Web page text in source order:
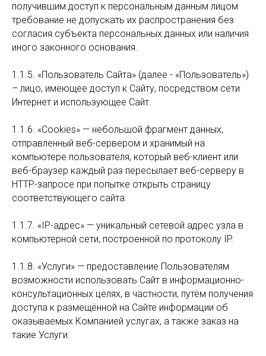
получившим доступ к персональным данным лицом
требование не допускать их распространения без
согласия субъекта персональных данных или наличия
иного законного основания.
1.1.5. «Пользователь Сайта» (далее - «Пользователь»)
– лицо, имеющее доступ к Сайту, посредством сети
Интернет и использующее Сайт.
1.1.6. «Cookies» — небольшой фрагмент данных,
отправленный веб-сервером и хранимый на
компьютере пользователя, который веб-клиент или
веб-браузер каждый раз пересылает веб-серверу в
HTTP-запросе при попытке открыть страницу
соответствующего сайта.
1.1.7. «IP-адрес» — уникальный сетевой адрес узла в
компьютерной сети, построенной по протоколу IP.
1.1.8. «Услуги» — предоставление Пользователям
возможности использовать Сайт в информационно-
консультационных целях, в частности, путём получения
доступа к размещённой на Сайте информации об
оказываемых Компанией услугах, а также заказ на
такие Услуги.